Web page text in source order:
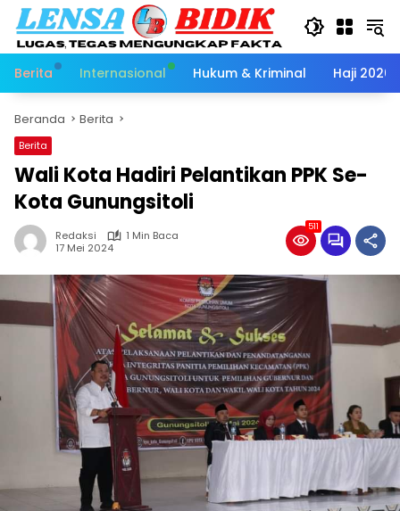
Langsung
konten
Berita
Internasional Hukum & Kriminal Haji 2026
Beranda Berita
Berita
Wali Kota Hadiri Pelantikan PPK Se-
Kota Gunungsitoli
Redaksi
1 Min Baca
17 Mei 2024
511